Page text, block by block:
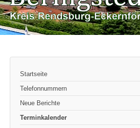
Startseite
Telefonnummern
Neue Berichte
Terminkalender